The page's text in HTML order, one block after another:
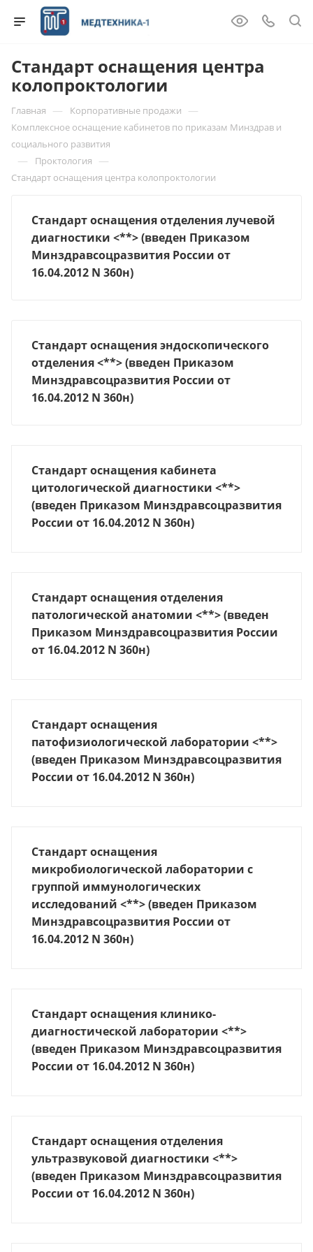
Стандарт оснащения центра
колопроктологии
Главная — Корпоративные продажи —
Комплексное оснащение кабинетов по приказам Минздрав и
социального развития
— Проктология —
Стандарт оснащения центра колопроктологии
Стандарт оснащения отделения лучевой
диагностики <**> (введен Приказом
Минздравсоцразвития России от
16.04.2012 N 360н)
Стандарт оснащения эндоскопического
отделения <**> (введен Приказом
Минздравсоцразвития России от
16.04.2012 N 360н)
Стандарт оснащения кабинета
цитологической диагностики <**>
(введен Приказом Минздравсоцразвития
России от 16.04.2012 N 360н)
Стандарт оснащения отделения
патологической анатомии <**> (введен
Приказом Минздравсоцразвития России
от 16.04.2012 N 360н)
Стандарт оснащения
патофизиологической лаборатории <**>
(введен Приказом Минздравсоцразвития
России от 16.04.2012 N 360н)
Стандарт оснащения
микробиологической лаборатории с
группой иммунологических
исследований <**> (введен Приказом
Минздравсоцразвития России от
16.04.2012 N 360н)
Стандарт оснащения клинико-
диагностической лаборатории <**>
(введен Приказом Минздравсоцразвития
России от 16.04.2012 N 360н)
Стандарт оснащения отделения
ультразвуковой диагностики <**>
(введен Приказом Минздравсоцразвития
России от 16.04.2012 N 360н)